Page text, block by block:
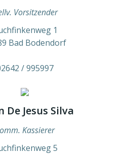
Vorsitzender
1
Bad Bodendorf
/ 995997
De Jesus Silva
Kassierer
5